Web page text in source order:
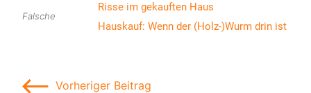
Falsche
Risse im gekauften Haus
Hauskauf: Wenn der (Holz-)Wurm drin ist
Beitragsnavigation
VorherigerVorheriger Beitrag